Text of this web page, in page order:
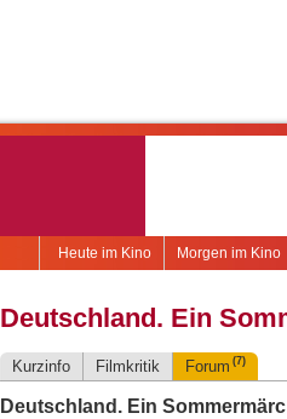
Morgen im Kino
Heute im Kino
Deutschland. Ein
Kurzinfo Filmkritik Forum (7)
Deutschland. Ein